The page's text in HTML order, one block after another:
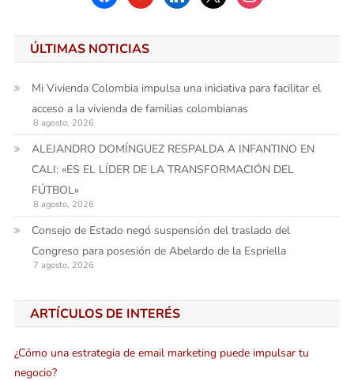
ÚLTIMAS NOTICIAS
Mi Vivienda Colombia impulsa una iniciativa para facilitar el
acceso a la vivienda de familias colombianas
8 agosto, 2026
ALEJANDRO DOMÍNGUEZ RESPALDA A INFANTINO EN
CALI: «ES EL LÍDER DE LA TRANSFORMACIÓN DEL
FÚTBOL»
8 agosto, 2026
Consejo de Estado negó suspensión del traslado del
Congreso para posesión de Abelardo de la Espriella
7 agosto, 2026
ARTÍCULOS DE INTERÉS
¿Cómo una estrategia de email marketing puede impulsar tu
negocio?